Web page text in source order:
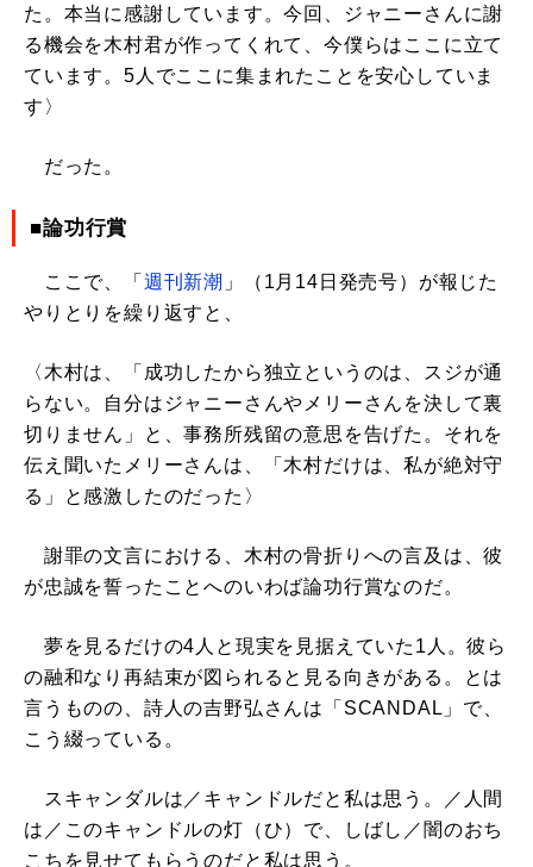
た。本当に感謝しています。今回、ジャニーさんに謝
る機会を木村君が作ってくれて、今僕らはここに立て
ています。5人でここに集まれたことを安心していま
す〉
だった。
■論功行賞
ここで、「 週刊新潮 」（1月14日発売号）が報じた
やりとりを繰り返すと、
〈木村は、「成功したから独立というのは、スジが通
らない。自分はジャニーさんやメリーさんを決して裏
切りません」と、事務所残留の意思を告げた。それを
伝え聞いたメリーさんは、「木村だけは、私が絶対守
る」と感激したのだった〉
謝罪の文言における、木村の骨折りへの言及は、彼
が忠誠を誓ったことへのいわば論功行賞なのだ。
夢を見るだけの4人と現実を見据えていた1人。彼ら
の融和なり再結束が図られると見る向きがある。とは
言うものの、詩人の吉野弘さんは「SCANDAL」で、
こう綴っている。
スキャンダルは／キャンドルだと私は思う。／人間
は／このキャンドルの灯（ひ）で、しばし／闇のおち
こちを見せてもらうのだと私は思う。